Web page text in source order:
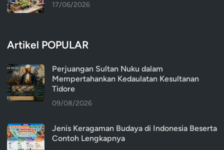
17/06/2026
Artikel POPULAR
Perjuangan Sultan Nuku dalam
Mempertahankan Kedaulatan Kesultanan
Tidore
09/08/2026
Jenis Keragaman Budaya di Indonesia Beserta
Contoh Lengkapnya